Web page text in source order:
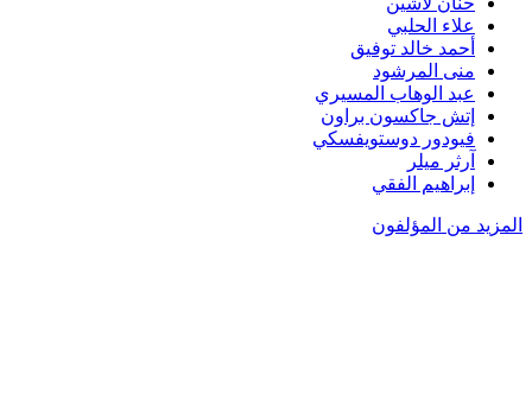
علاء الحلبي
أحمد خالد توفيق
منى المرشود
عبد الوهاب المسيري
إتش جاكسون براون
فيودور دوستويفسكي
آرثر ميلر
إبراهيم الفقي
المزيد من المؤلفون